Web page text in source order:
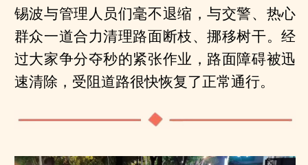
锡波与管理人员们毫不退缩，与交警、热心
群众一道合力清理路面断枝、挪移树干。经
过大家争分夺秒的紧张作业，路面障碍被迅
速清除，受阻道路很快恢复了正常通行。